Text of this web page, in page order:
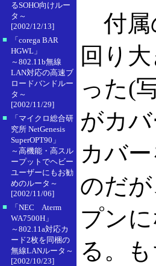
るSOHO向けルー
タ～
[2002/12/13]
■
「corega BAR
HGWL」
～802.11b無線
LAN対応の高速ブ
ロードバンドルー
タ～
[2002/11/29]
■
「マイクロ総合研
究所 NetGenesis
SuperOPT90」
～高機能・高スル
ープットでヘビー
ユーザーにもお勧
めのルータ～
[2002/11/06]
■
「NEC Aterm
WA7500H」
～802.11a対応カ
ード2枚を同梱の
無線LANルータ～
[2002/10/23]
付属
回り
った(
がカ
カバ
のだ
プン
る。